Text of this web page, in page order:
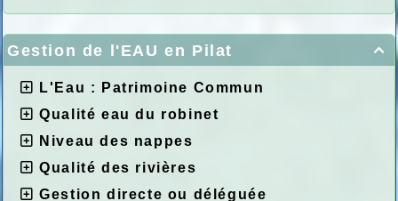

Gestion de l'EAU en Pilat
L'Eau : Patrimoine Commun
Qualité eau du robinet
Niveau des nappes
Qualité des rivières
Gestion directe ou déléguée